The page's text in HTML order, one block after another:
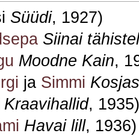
Süüdi, 1927)
Siinai tähistel
Moodne Kain,
ja Simmi
Kraavihallid, 1935)
Havai lill, 1936)